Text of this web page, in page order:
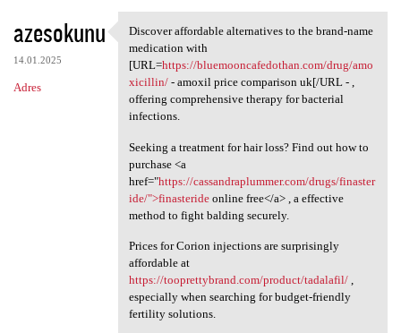
azesokunu
14.01.2025
Adres
Discover affordable
Discover affordable alternatives to the brand-name
medication with
[URL=https://bluemooncafedothan.com/drug/amo
xicillin/- amoxil price comparison uk[/URL - ,
offering comprehensive therapy for bacterial
infections.
Seeking a treatment for hair loss? Find out how to
purchase <a
href="https://cassandraplummer.com/drugs/finaster
ide/">finasterideonline free</a> , a effective
method to fight balding securely.
Prices for Corion injections are surprisingly
affordable at
https://tooprettybrand.com/product/tadalafil/,
especially when searching for budget-friendly
fertility solutions.